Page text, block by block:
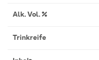
Alk. Vol. %
Trinkreife